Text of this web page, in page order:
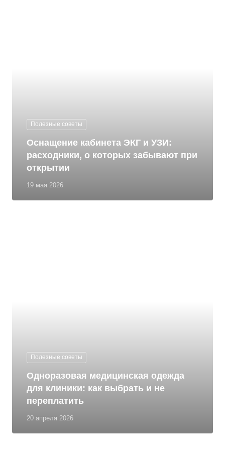
Полезные советы
19 мая 2026
Оснащение кабинета ЭКГ и УЗИ:
расходники, о которых забывают при
открытии
Полезные советы
20 апреля 2026
Одноразовая медицинская одежда
для клиники: как выбрать и не
переплатить